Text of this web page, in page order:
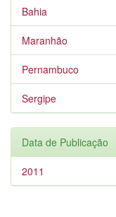
Bahia
Maranhão
Pernambuco
Sergipe
Data de Publicação
2011